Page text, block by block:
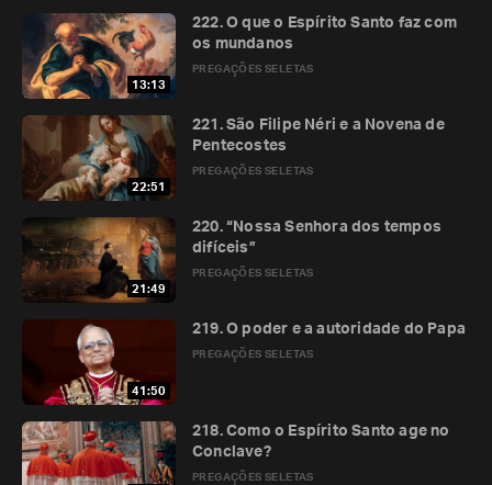
13:13
PREGAÇÕES SELETAS
222. O que o Espírito Santo faz com
os mundanos
22:51
PREGAÇÕES SELETAS
221. São Filipe Néri e a Novena de
Pentecostes
21:49
PREGAÇÕES SELETAS
220. “Nossa Senhora dos tempos
difíceis”
41:50
PREGAÇÕES SELETAS
219. O poder e a autoridade do Papa
PREGAÇÕES SELETAS
218. Como o Espírito Santo age no
Conclave?